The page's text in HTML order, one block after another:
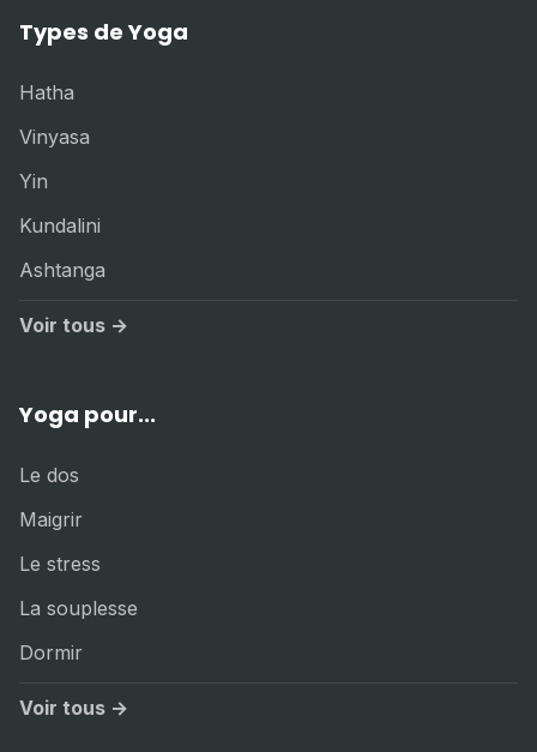
Types de Yoga
Hatha
Vinyasa
Yin
Kundalini
Ashtanga
Voir tous →
Yoga pour...
Le dos
Maigrir
Le stress
La souplesse
Dormir
Voir tous →